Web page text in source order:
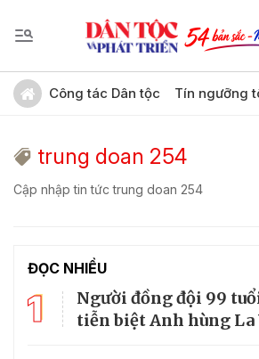
Công tác Dân tộc Tín ngưỡng
trung doan 254
Cập nhập tin tức trung doan 254
ĐỌC NHIỀU
1
Người đồng đội 99
tiễn biệt Anh hùng La